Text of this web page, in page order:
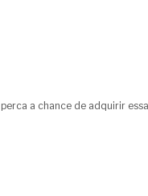
a chance de adquirir